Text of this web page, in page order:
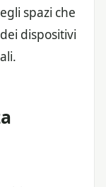
spazi che
dispositivi